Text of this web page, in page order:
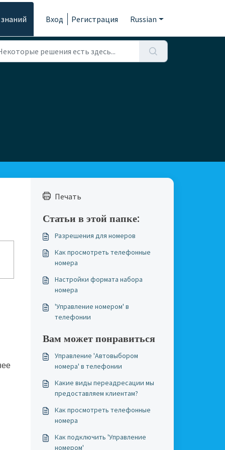
Вход Регистрация Russian
Печать
Статьи в этой папке:
Разрешения для номеров
Как просмотреть телефонные
номера
Настройки формата набора
номера
'Управление номером' в
телефонии
Вам может понравиться
Управление 'Автовыбором
номера' в телефонии
Какие виды переадресации мы
предоставляем клиентам?
Как просмотреть телефонные
номера
Как подключить 'Управление
номером'